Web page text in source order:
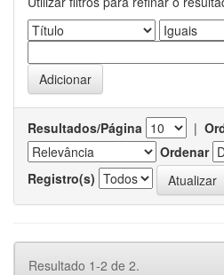
Resultados/Página |
Ordenar
Registro(s)
Resultado 1-2 de 2.